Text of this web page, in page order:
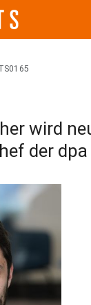
wird
der dpa